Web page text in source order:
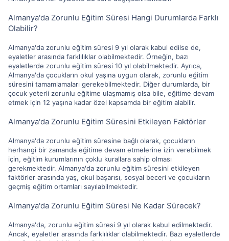
Almanya'da Zorunlu Eğitim Süresi Hangi Durumlarda Farklı
Olabilir?
Almanya'da zorunlu eğitim süresi 9 yıl olarak kabul edilse de,
eyaletler arasında farklılıklar olabilmektedir. Örneğin, bazı
eyaletlerde zorunlu eğitim süresi 10 yıl olabilmektedir. Ayrıca,
Almanya'da çocukların okul yaşına uygun olarak, zorunlu eğitim
süresini tamamlamaları gerekebilmektedir. Diğer durumlarda, bir
çocuk yeterli zorunlu eğitime ulaşmamış olsa bile, eğitime devam
etmek için 12 yaşına kadar özel kapsamda bir eğitim alabilir.
Almanya'da Zorunlu Eğitim Süresini Etkileyen Faktörler
Almanya'da zorunlu eğitim süresine bağlı olarak, çocukların
herhangi bir zamanda eğitime devam etmelerine izin verebilmek
için, eğitim kurumlarının çoklu kurallara sahip olması
gerekmektedir. Almanya'da zorunlu eğitim süresini etkileyen
faktörler arasında yaş, okul başarısı, sosyal beceri ve çocukların
geçmiş eğitim ortamları sayılabilmektedir.
Almanya'da Zorunlu Eğitim Süresi Ne Kadar Sürecek?
Almanya'da, zorunlu eğitim süresi 9 yıl olarak kabul edilmektedir.
Ancak, eyaletler arasında farklılıklar olabilmektedir. Bazı eyaletlerde